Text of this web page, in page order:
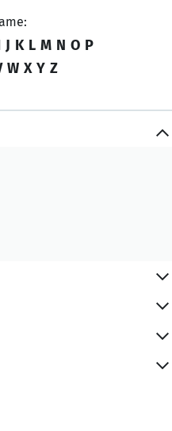
J K L M N O P
W X Y Z